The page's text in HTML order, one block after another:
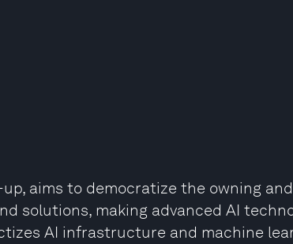
aims to democratize the owning
solutions, making advanced AI
AI infrastructure and machine